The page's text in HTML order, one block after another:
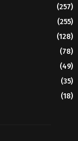
(257)
(255)
(128)
(78)
(49)
(35)
(18)